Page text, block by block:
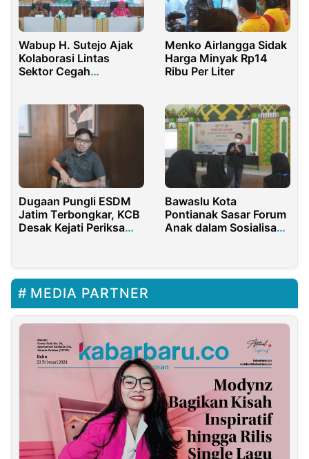
Wabup H. Sutejo Ajak
Kolaborasi Lintas
Sektor Cegah
Menko Airlangga Sidak
Harga Minyak Rp14
Ribu Per Liter
Dugaan Pungli ESDM
Jatim Terbongkar, KCB
Desak Kejati Periksa
Bawaslu Kota
Pontianak Sasar Forum
Anak dalam Sosialisasi
MEDIA PARTNER